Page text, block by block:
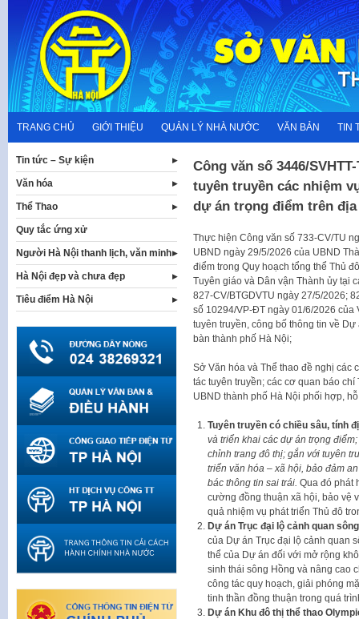
content
TRANG CHỦ GIỚI THIỆU QUẢN LÝ NHÀ NƯỚC VĂN BẢN TIN
Công văn số 3446/
tuyên truyền các nhiệm
dự án trọng điểm trên địa
Thực hiện Công văn số 733-CV/TU
UBND ngày 29/5/2026 của UBND
điểm trong Quy hoạch tổng thể Thủ
Tuyên giáo và Dân vận Thành ủy tại
827-CV/BTGDVTU ngày 27/5/2026;
số 10294/VP-ĐT ngày 01/6/2026
tuyên truyền, công bố thông tin về
bàn thành phố Hà Nội;
Sở Văn hóa và Thể thao đề nghị các
tác tuyên truyền; các cơ quan báo
UBND thành phố Hà Nội phối hợp,
Tuyên truyền có chiều sâu, tính
và triển khai các dự án trọng
chỉnh trang đô thị; gắn với tuyên
triển văn hóa – xã hội, bảo đảm
bác thông tin sai trái. Qua đó phát
cường đồng thuận xã hội, bảo vệ
quả nhiệm vụ phát triển Thủ đô
Dự án Trục đại lộ cảnh quan
của Dự án Trục đại lộ cảnh quan
thể của Dự án đối với mở rộng
sinh thái sông Hồng và nâng cao
công tác quy hoạch, giải phóng
tinh thần đồng thuận trong quá
Dự án Khu đô thị thể thao
Tin tức – Sự kiện
Văn hóa
Thể Thao
Quy tắc ứng xử
Người Hà Nội thanh lịch, văn minh
Hà Nội đẹp và chưa đẹp
Tiêu điểm Hà Nội